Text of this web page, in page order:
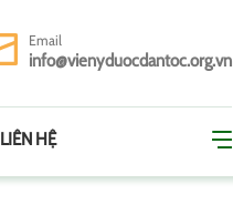
Email
info@vienyduocdantoc.org.vn
LIÊN HỆ